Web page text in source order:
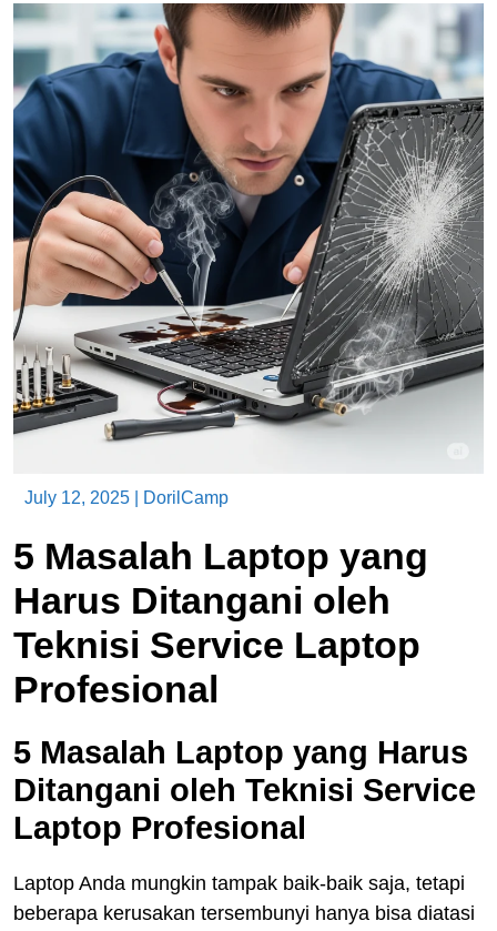
July 12, 2025 DorilCamp
5 Masalah Laptop yang
Harus Ditangani oleh
Teknisi Service Laptop
Profesional
5 Masalah Laptop yang Harus
Ditangani oleh Teknisi Service
Laptop Profesional
Laptop Anda mungkin tampak baik-baik saja, tetapi
beberapa kerusakan tersembunyi hanya bisa diatasi